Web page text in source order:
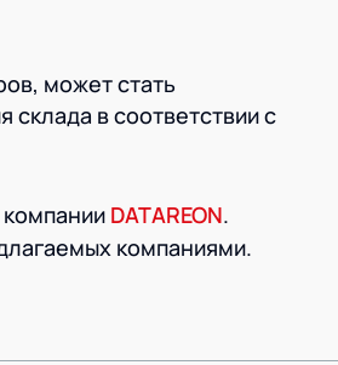
может стать
склада в соответствии с
DATAREON.
компаниями.